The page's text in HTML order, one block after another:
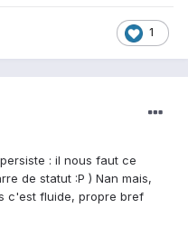
1
: il nous faut ce
de statut :P ) Nan mais,
c'est fluide, propre bref